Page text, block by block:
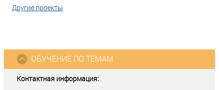
Другие проекты
Контактная информация:
ОБУЧЕНИЕ ПО ТЕМАМ